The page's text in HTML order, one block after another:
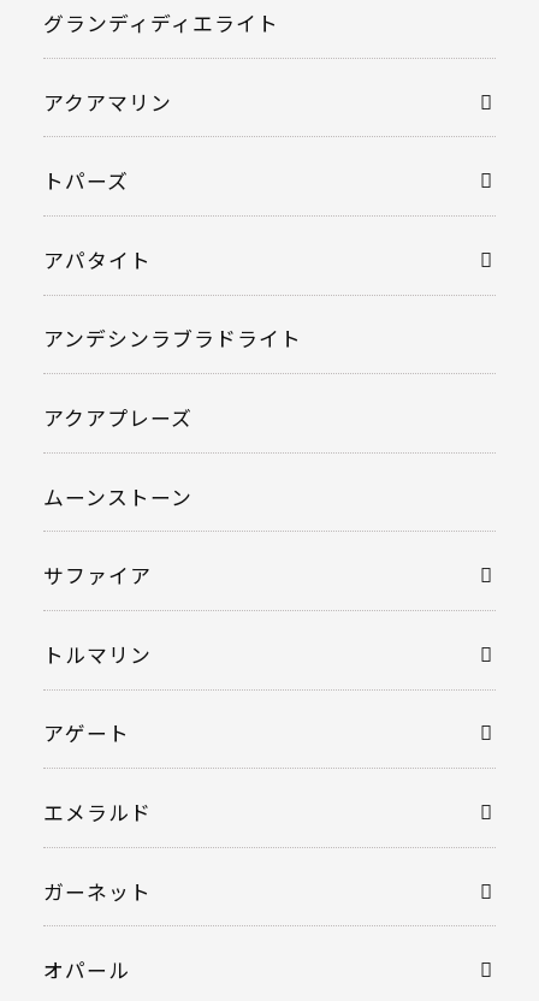
グランディディエライト
アクアマリン
トパーズ
アパタイト
アンデシンラブラドライト
アクアプレーズ
ムーンストーン
サファイア
トルマリン
アゲート
エメラルド
ガーネット
オパール